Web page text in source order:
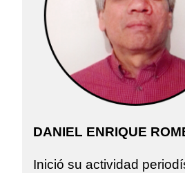
DANIEL ENRIQUE
Inició su actividad